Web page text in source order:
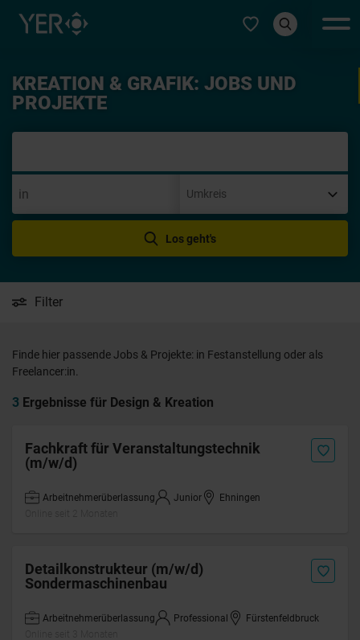
Typ auswählen
KREATION & GRAFIK: JOBS UND
PROJEKTE
Los geht's
Filter
Finde hier passende Jobs & Projekte: in Festanstellung oder als
Freelancer:in.
3 Ergebnisse für Design & Kreation
Fachkraft für Veranstaltungstechnik
(m/w/d)
Arbeitnehmerüberlassung Junior
Ehningen
Detailkonstrukteur (m/w/d)
Sondermaschinenbau
Arbeitnehmerüberlassung Professional
Fürstenfeldbruck